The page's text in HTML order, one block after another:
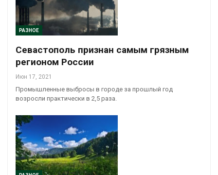
РАЗНОЕ
Севастополь признан самым грязным
регионом России
Июн 17, 2021
Промышленные выбросы в городе за прошлый год
возросли практически в 2,5 раза.